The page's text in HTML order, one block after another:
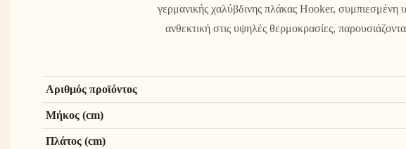
γερμανικής χαλύβδινης πλάκας Hooker, συμπιεσμένη
ανθεκτική στις υψηλές θερμοκρασίες,
Αριθμός προϊόντος
Μήκος (cm)
Πλάτος (cm)